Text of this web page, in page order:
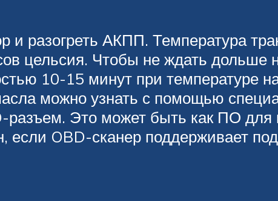
и разогреть АКПП. Температура
цельсия. Чтобы не ждать дольше
10-15 минут при температуре
можно узнать с помощью
разъем. Это может быть как ПО для
OBD-сканер поддерживает